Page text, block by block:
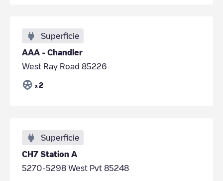
Superficie
AAA - Chandler
West Ray Road 85226
x 2
Superficie
CH7 Station A
5270-5298 West Pvt 85248